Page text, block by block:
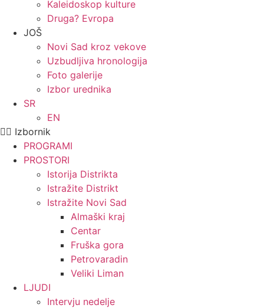
Kaleidoskop kulture
Druga? Evropa
JOŠ
Novi Sad kroz vekove
Uzbudljiva hronologija
Foto galerije
Izbor urednika
SR
EN
Izbornik
PROGRAMI
PROSTORI
Istorija Distrikta
Istražite Distrikt
Istražite Novi Sad
Almaški kraj
Centar
Fruška gora
Petrovaradin
Veliki Liman
LJUDI
Intervju nedelje